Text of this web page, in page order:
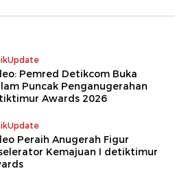
Pemred Detikcom Buka
Puncak Penganugerahan
Awards 2026
Peraih Anugerah Figur
Kemajuan I detiktimur